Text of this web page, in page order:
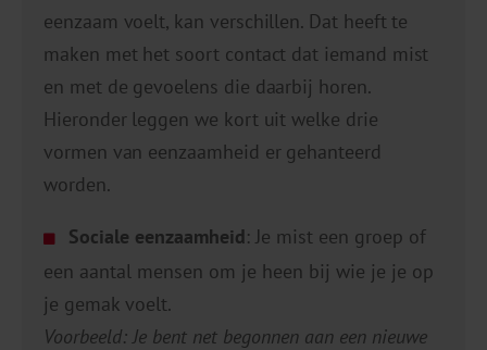
eenzaam voelt, kan verschillen. Dat heeft te
maken met het soort contact dat iemand mist
en met de gevoelens die daarbij horen.
Hieronder leggen we kort uit welke drie
vormen van eenzaamheid er gehanteerd
worden.
Sociale eenzaamheid: Je mist een groep of
een aantal mensen om je heen bij wie je je op
je gemak voelt.
Voorbeeld: Je bent net begonnen aan een nieuwe